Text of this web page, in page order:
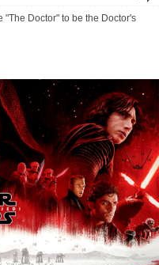
"The Doctor" to be the Doctor's